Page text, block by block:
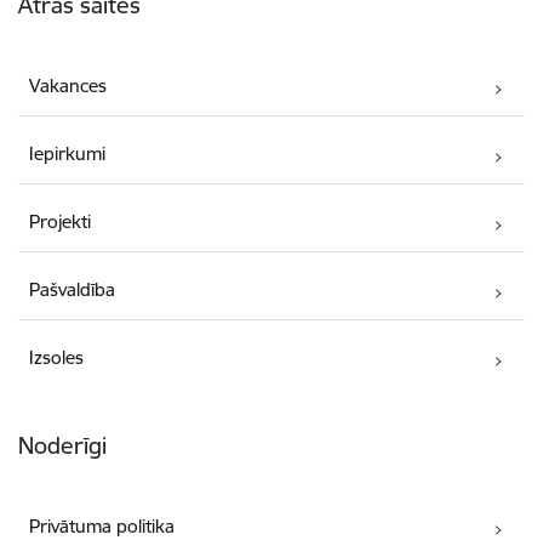
Vakances
Iepirkumi
Projekti
Pašvaldība
Izsoles
Noderīgi
Privātuma politika